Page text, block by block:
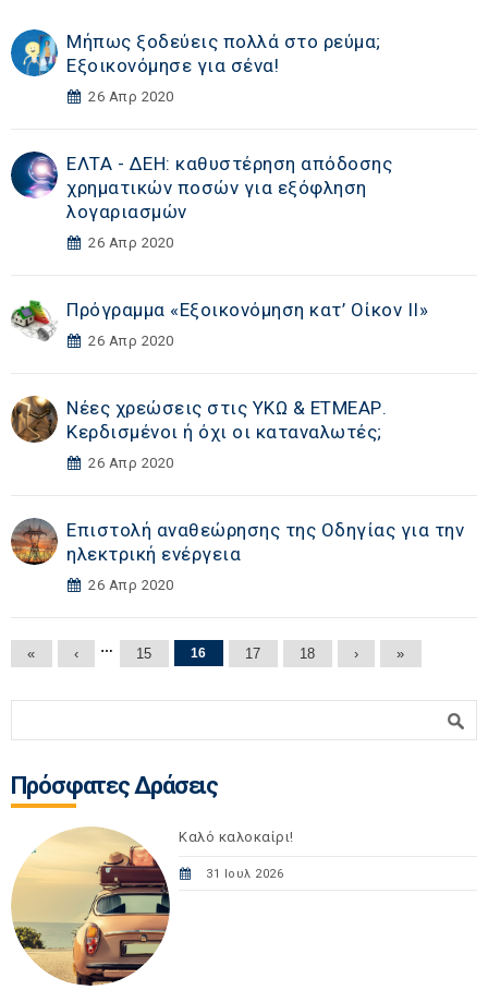
Μήπως ξοδεύεις πολλά στο ρεύμα;
Εξοικονόμησε για σένα!
26 Απρ 2020
ΕΛΤΑ - ΔΕΗ: καθυστέρηση απόδοσης
χρηματικών ποσών για εξόφληση
λογαριασμών
26 Απρ 2020
Πρόγραμμα «Εξοικονόμηση κατ’ Οίκον ΙΙ»
26 Απρ 2020
Νέες χρεώσεις στις ΥΚΩ & ΕΤΜΕΑΡ.
Κερδισμένοι ή όχι οι καταναλωτές;
26 Απρ 2020
Επιστολή αναθεώρησης της Οδηγίας για την
ηλεκτρική ενέργεια
26 Απρ 2020
Σελίδες
« ‹ … 15 16 17 18 › »
Πρόσφατες Δράσεις
Καλό καλοκαίρι!
31 Ιουλ 2026